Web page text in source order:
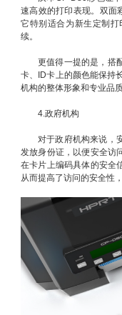
速高效的打印表现。双面
它特别适合为新生定制
续。
更值得一提的是，搭
卡、ID卡上的颜色能保持
机构的整体形象和专业品质
4.政府机构
对于政府机构来说，
发放身份证，以便安全访
在卡片上编码具体的安全
从而提高了访问的安全性